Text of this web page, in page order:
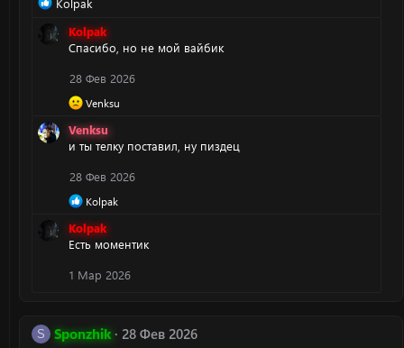
а
Kolpak
Kolpak
Спасибо, но не мой вайбик
28 Фев 2026
Р
а
к
и
:
Venksu
Venksu
и ты телку поставил, ну пиздец
28 Фев 2026
Р
а
к
и
Kolpak
Kolpak
Есть моментик
1 Мар 2026
S Sponzhik
28 Фев 2026